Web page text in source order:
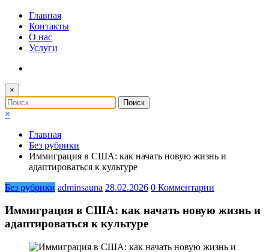
Главная
Контакты
О нас
Услуги
×
×
Главная
Без рубрики
Иммиграция в США: как начать новую жизнь и
адаптироваться к культуре
Без рубрики adminsauna 28.02.2026 0 Комментарии
Иммиграция в США: как начать новую жизнь и
адаптироваться к культуре